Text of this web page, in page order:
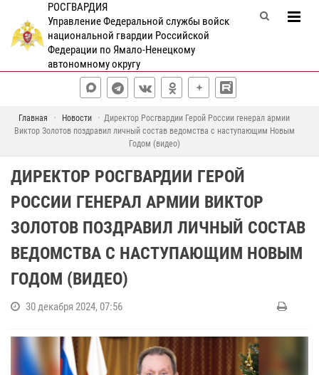
РОСГВАРДИЯ
Управление Федеральной службы войск
национальной гвардии Российской
Федерации по Ямало-Ненецкому
автономному округу
Главная Новости
Директор Росгвардии Герой России генерал армии
Виктор Золотов поздравил личный состав ведомства с наступающим Новым
Годом (видео)
ДИРЕКТОР РОСГВАРДИИ ГЕРОЙ
РОССИИ ГЕНЕРАЛ АРМИИ ВИКТОР
ЗОЛОТОВ ПОЗДРАВИЛ ЛИЧНЫЙ СОСТАВ
ВЕДОМСТВА С НАСТУПАЮЩИМ НОВЫМ
ГОДОМ (ВИДЕО)
30 декабря 2024, 07:56